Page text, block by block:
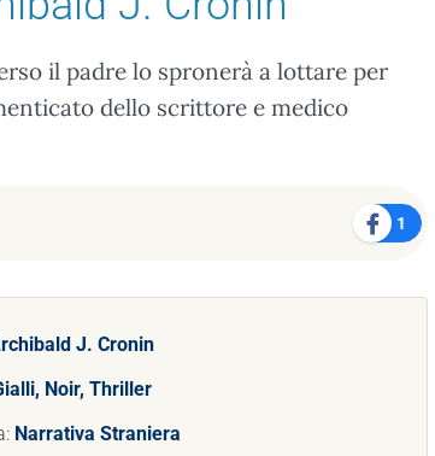
il padre lo spronerà a lottare per
dello scrittore e medico
1
J. Cronin
Noir, Thriller
Narrativa Straniera